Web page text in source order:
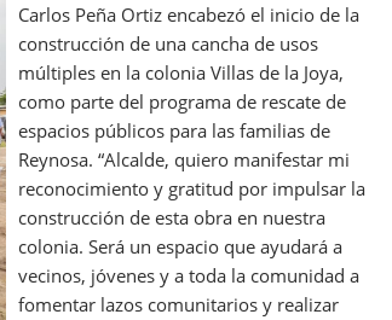
Carlos Peña Ortiz encabezó el inicio de la
construcción de una cancha de usos
múltiples en la colonia Villas de la Joya,
como parte del programa de rescate de
espacios públicos para las familias de
Reynosa. “Alcalde, quiero manifestar mi
reconocimiento y gratitud por impulsar la
construcción de esta obra en nuestra
colonia. Será un espacio que ayudará a
vecinos, jóvenes y a toda la comunidad a
fomentar lazos comunitarios y realizar